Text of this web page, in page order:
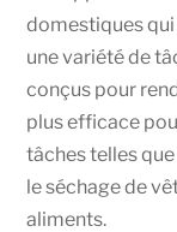
domestiques
une variété de
conçus pour
plus efficace
tâches telles
le séchage de
aliments.